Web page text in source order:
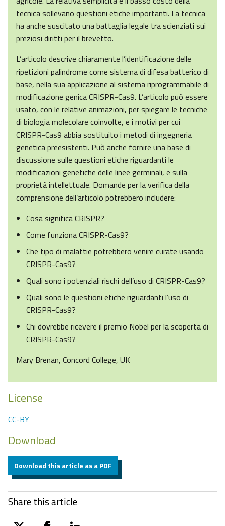
tecnica sollevano questioni etiche importanti. La tecnica
ha anche suscitato una battaglia legale tra scienziati sui
preziosi diritti per il brevetto.
L’articolo descrive chiaramente l’identificazione delle
ripetizioni palindrome come sistema di difesa batterico di
base, nella sua applicazione al sistema riprogrammabile di
modificazione genica CRISPR-Cas9. L’articolo può essere
usato, con le relative animazioni, per spiegare le tecniche
di biologia molecolare coinvolte, e i motivi per cui
CRISPR-Cas9 abbia sostituito i metodi di ingegneria
genetica preesistenti. Può anche fornire una base di
discussione sulle questioni etiche riguardanti le
modificazioni genetiche delle linee germinali, e sulla
proprietà intellettuale. Domande per la verifica della
comprensione dell’articolo potrebbero includere:
Cosa significa CRISPR?
Come funziona CRISPR-Cas9?
Che tipo di malattie potrebbero venire curate usando
CRISPR-Cas9?
Quali sono i potenziali rischi dell’uso di CRISPR-Cas9?
Quali sono le questioni etiche riguardanti l’uso di
CRISPR-Cas9?
Chi dovrebbe ricevere il premio Nobel per la scoperta di
CRISPR-Cas9?
Mary Brenan, Concord College, UK
License
CC-BY
Download
Download this article as a PDF
Share this article